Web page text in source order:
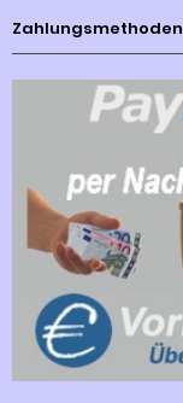
Zahlungsmethoden